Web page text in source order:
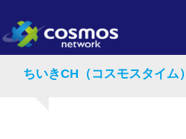
ちいきCH（コスモスタイム）